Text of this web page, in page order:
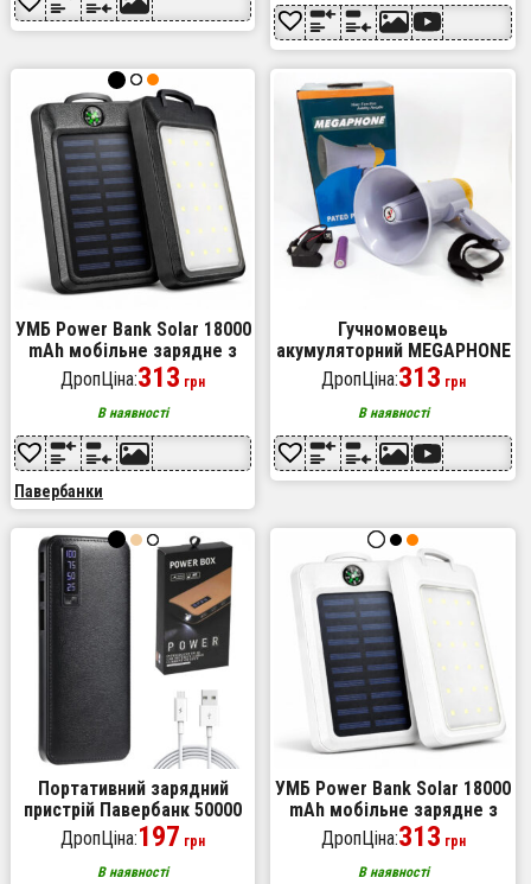
УМБ Power Bank Solar 18000
mAh мобільне зарядне з
сонячною панеллю та
лампою, Power Bank
Charger Black
ДропЦіна:313 грн
В наявності
Павербанки
Гучномовець
акумуляторний MEGAPHONE
HW 8C
ДропЦіна:313 грн
В наявності
Портативний зарядний
пристрій Павербанк 50000
mAh 3хUSB Power Bank
Smart Tech Black
ДропЦіна:197 грн
В наявності
УМБ Power Bank Solar 18000
mAh мобільне зарядне з
сонячною панеллю та
лампою, Power Bank
Charger White
ДропЦіна:313 грн
В наявності